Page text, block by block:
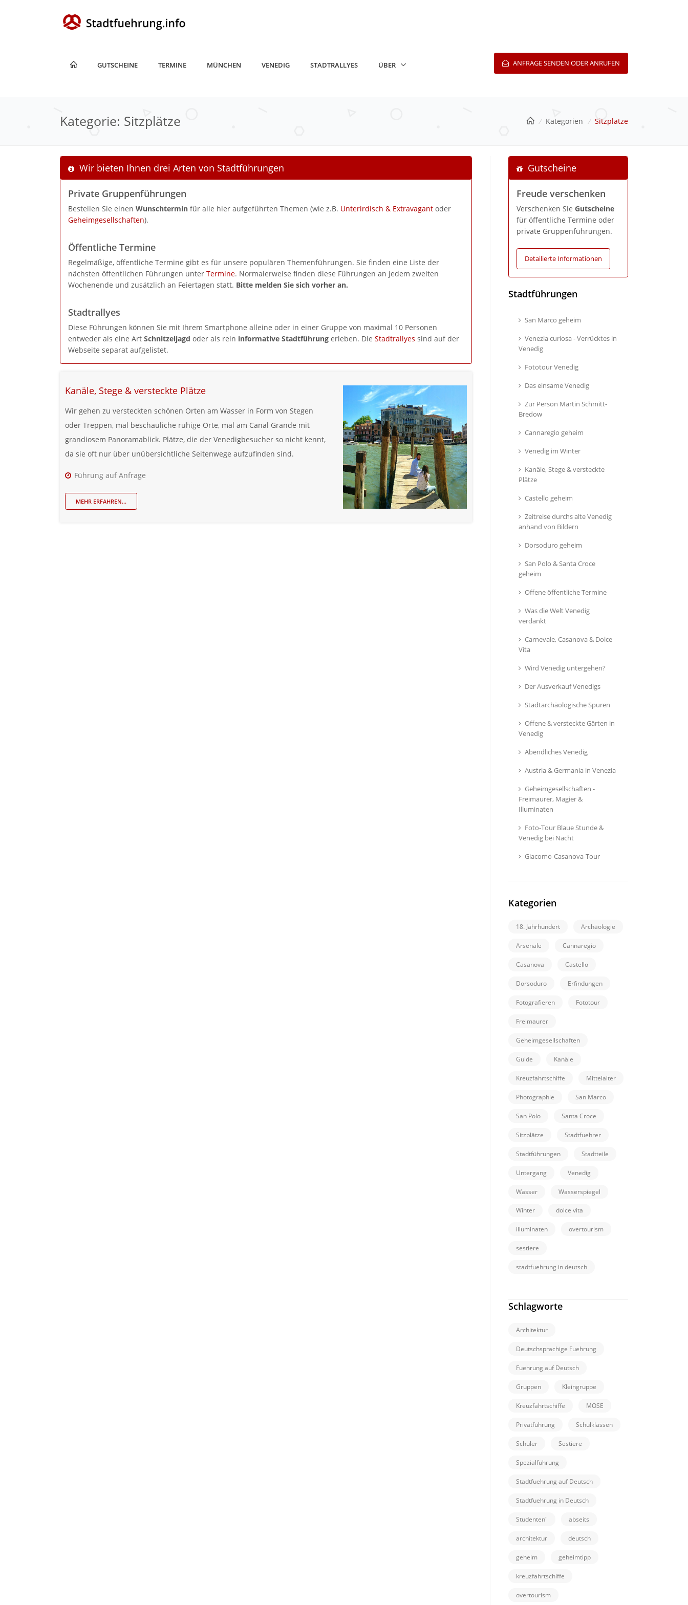
GUTSCHEINE TERMINE MÜNCHEN VENEDIG STADTRALLYES ÜBER ANFRAGE SENDEN ODER ANRUFEN
Kategorie: Sitzplätze / Kategorien / Sitzplätze
Wir bieten Ihnen drei Arten von Stadtführungen
Private Gruppenführungen
Bestellen Sie einen Wunschtermin für alle hier aufgeführten Themen (wie z.B. Unterirdisch & Extravagant oder
Geheimgesellschaften).
Öffentliche Termine
Regelmäßige, öffentliche Termine gibt es für unsere populären Themenführungen. Sie finden eine Liste der
nächsten öffentlichen Führungen unter Termine. Normalerweise finden diese Führungen an jedem zweiten
Wochenende und zusätzlich an Feiertagen statt. Bitte melden Sie sich vorher an.
Stadtrallyes
Diese Führungen können Sie mit Ihrem Smartphone alleine oder in einer Gruppe von maximal 10 Personen
entweder als eine Art Schnitzeljagd oder als rein informative Stadtführung erleben. Die Stadtrallyes sind auf der
Webseite separat aufgelistet.
Kanäle, Stege & versteckte Plätze
Wir gehen zu versteckten schönen Orten am Wasser in Form von Stegen
oder Treppen, mal beschauliche ruhige Orte, mal am Canal Grande mit
grandiosem Panoramablick. Plätze, die der Venedigbesucher so nicht kennt,
da sie oft nur über unübersichtliche Seitenwege aufzufinden sind.
Führung auf Anfrage
MEHR ERFAHREN...
Gutscheine
Freude verschenken
Verschenken Sie Gutscheine
für öffentliche Termine oder
private Gruppenführungen.
Detailierte Informationen
Stadtführungen
San Marco geheim
Venezia curiosa - Verrücktes in
Venedig
Fototour Venedig
Das einsame Venedig
Zur Person Martin Schmitt-
Bredow
Cannaregio geheim
Venedig im Winter
Kanäle, Stege & versteckte
Plätze
Castello geheim
Zeitreise durchs alte Venedig
anhand von Bildern
Dorsoduro geheim
San Polo & Santa Croce
geheim
Offene öffentliche Termine
Was die Welt Venedig
verdankt
Carnevale, Casanova & Dolce
Vita
Wird Venedig untergehen?
Der Ausverkauf Venedigs
Stadtarchäologische Spuren
Offene & versteckte Gärten in
Venedig
Abendliches Venedig
Austria & Germania in Venezia
Geheimgesellschaften -
Freimaurer, Magier &
Illuminaten
Foto-Tour Blaue Stunde &
Venedig bei Nacht
Giacomo-Casanova-Tour
Kategorien
18. Jahrhundert Archäologie
Arsenale Cannaregio
Casanova Castello
Dorsoduro Erfindungen
Fotografieren Fototour
Freimaurer
Geheimgesellschaften
Guide Kanäle
Kreuzfahrtschiffe Mittelalter
Photographie San Marco
San Polo Santa Croce
Sitzplätze Stadtfuehrer
Stadtführungen Stadtteile
Untergang Venedig
Wasser Wasserspiegel
Winter dolce vita
illuminaten overtourism
sestiere
stadtfuehrung in deutsch
Schlagworte
Architektur
Deutschsprachige Fuehrung
Fuehrung auf Deutsch
Gruppen Kleingruppe
Kreuzfahrtschiffe MOSE
Privatführung Schulklassen
Schüler Sestiere
Spezialführung
Stadtfuehrung auf Deutsch
Stadtfuehrung in Deutsch
Studenten" abseits
architektur deutsch
geheim geheimtipp
kreuzfahrtschiffe
overtourism